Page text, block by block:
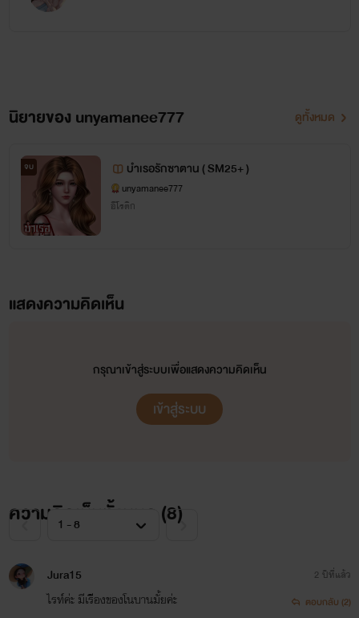
นิยายของ unyamanee777 ดูทั้งหมด
จบ บำเรอรักซาตาน ( SM25+ )
unyamanee777
อีโรติก
แสดงความคิดเห็น
กรุณาเข้าสู่ระบบเพื่อแสดงความคิดเห็น
เข้าสู่ระบบ
ความคิดเห็นทั้งหมด (8)
Jura15
ไรท์ค่ะ มีเรืีองของโนบานมั้ยค่ะ
2 ปีที่แล้ว
ตอบกลับ (2)